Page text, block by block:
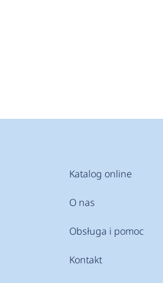
Katalog online
O nas
Obsługa i pomoc
Kontakt